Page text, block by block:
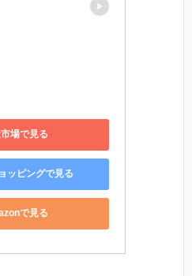
場で見る
ッピングで見る
で見る